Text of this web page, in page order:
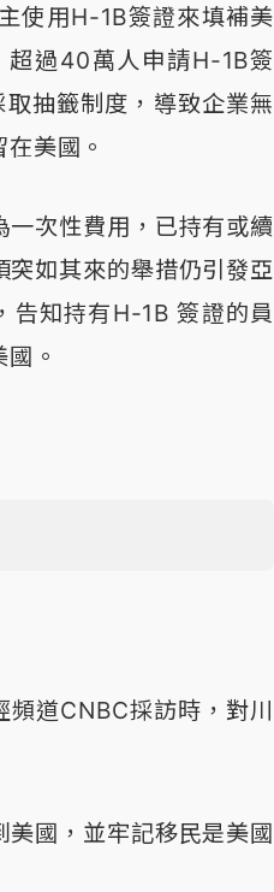
使用H-1B簽證來填補美
超過40萬人申請H-1B簽
抽籤制度，導致企業無
美國。
次性費用，已持有或續
如其來的舉措仍引發亞
告知持有H-1B 簽證的員
。
道CNBC採訪時，對川
國，並牢記移民是美國